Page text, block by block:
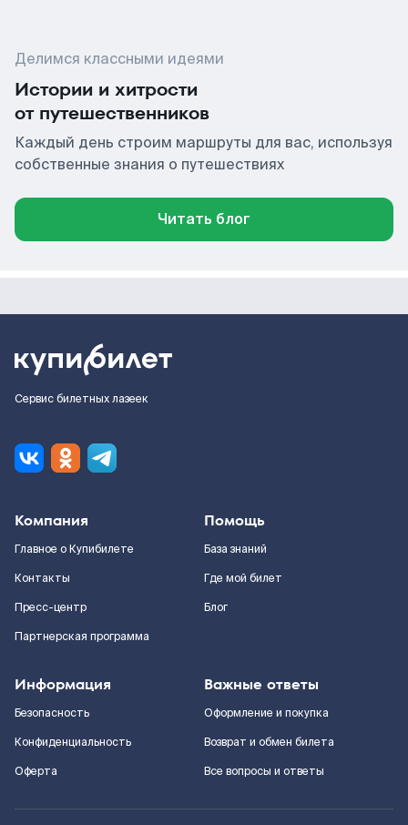
Делимся классными идеями
Истории и хитрости
от путешественников
Каждый день строим маршруты для вас, используя
собственные знания о путешествиях
Читать блог
Сервис билетных лазеек
Компания
Главное о Купибилете
Контакты
Пресс-центр
Партнерская программа
Помощь
База знаний
Где мой билет
Блог
Информация
Безопасность
Конфиденциальность
Оферта
Важные ответы
Оформление и покупка
Возврат и обмен билета
Все вопросы и ответы